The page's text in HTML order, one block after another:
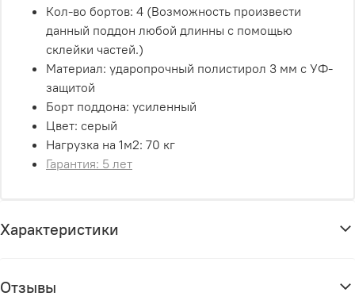
Кол-во бортов: 4 (Возможность произвести
данный поддон любой длинны с помощью
склейки частей.)
Материал: ударопрочный полистирол 3 мм с УФ-
защитой
Борт поддона: усиленный
Цвет: серый
Нагрузка на 1м2: 70 кг
Гарантия: 5 лет
Характеристики
Отзывы